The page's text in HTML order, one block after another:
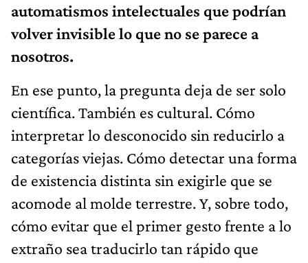
automatismos intelectuales que podrían
volver invisible lo que no se parece a
nosotros.
En ese punto, la pregunta deja de ser solo
científica. También es cultural. Cómo
interpretar lo desconocido sin reducirlo a
categorías viejas. Cómo detectar una forma
de existencia distinta sin exigirle que se
acomode al molde terrestre. Y, sobre todo,
cómo evitar que el primer gesto frente a lo
extraño sea traducirlo tan rápido que